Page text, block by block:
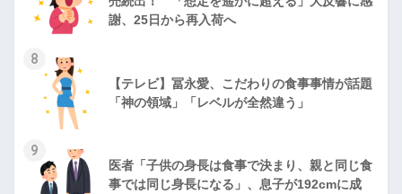
謝、25日から再入荷へ
8
【テレビ】冨永愛、こだわりの食事事情が話題
「神の領域」「レベルが全然違う」
9
医者「子供の身長は食事で決まり、親と同じ食
事では同じ身長になる」、息子が192cmに成